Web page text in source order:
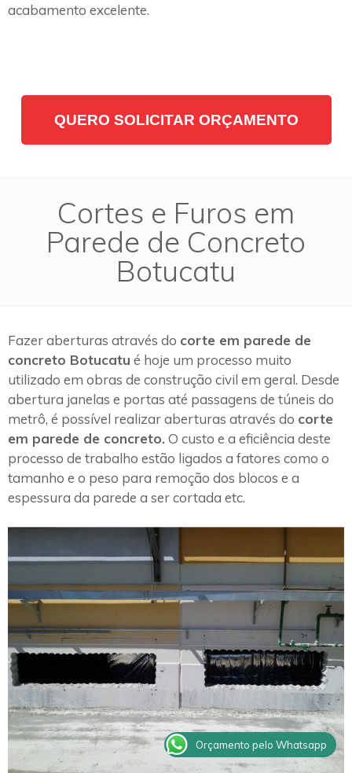
acabamento excelente.
QUERO SOLICITAR ORÇAMENTO
Cortes e Furos em
Parede de Concreto
Botucatu
Fazer aberturas através do corte em parede de
concreto Botucatu é hoje um processo muito
utilizado em obras de construção civil em geral. Desde
abertura janelas e portas até passagens de túneis do
metrô, é possível realizar aberturas através do corte
em parede de concreto. O custo e a eficiência deste
processo de trabalho estão ligados a fatores como o
tamanho e o peso para remoção dos blocos e a
espessura da parede a ser cortada etc.
Orçamento pelo Whatsapp